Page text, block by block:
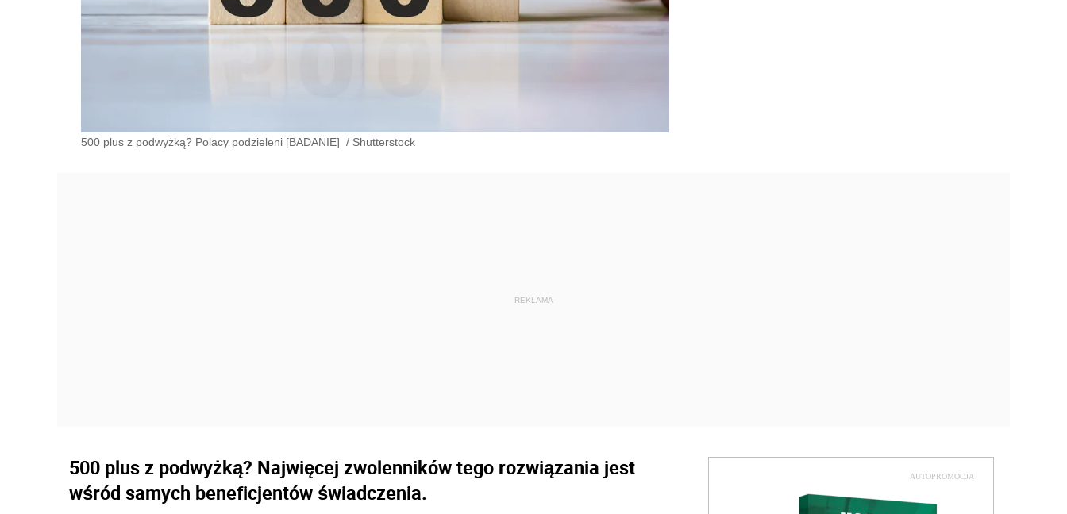
500 plus z podwyżką? Polacy podzieleni [BADANIE] / Shutterstock
500 plus z podwyżką? Najwięcej zwolenników tego rozwiązania jest
wśród samych beneficjentów świadczenia.
AUTOPROMOCJA